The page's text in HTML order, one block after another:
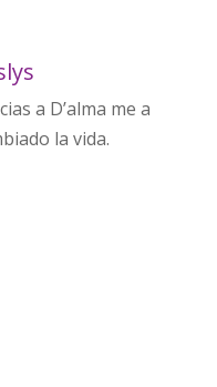
a D’alma me a
la vida.